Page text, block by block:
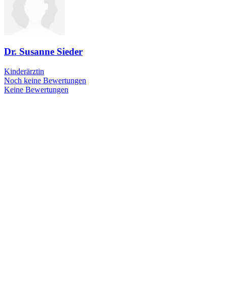
Dr. Susanne Sieder
Kinderärztin
Noch keine Bewertungen
Keine Bewertungen